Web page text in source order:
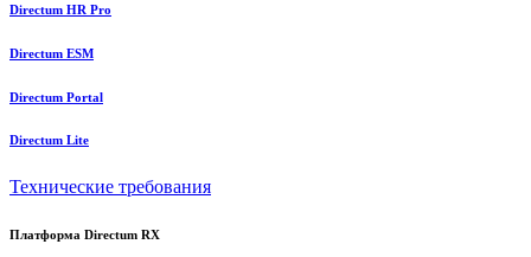
Directum HR Pro
Directum ESM
Directum Portal
Directum Lite
Технические требования
Платформа Directum RX